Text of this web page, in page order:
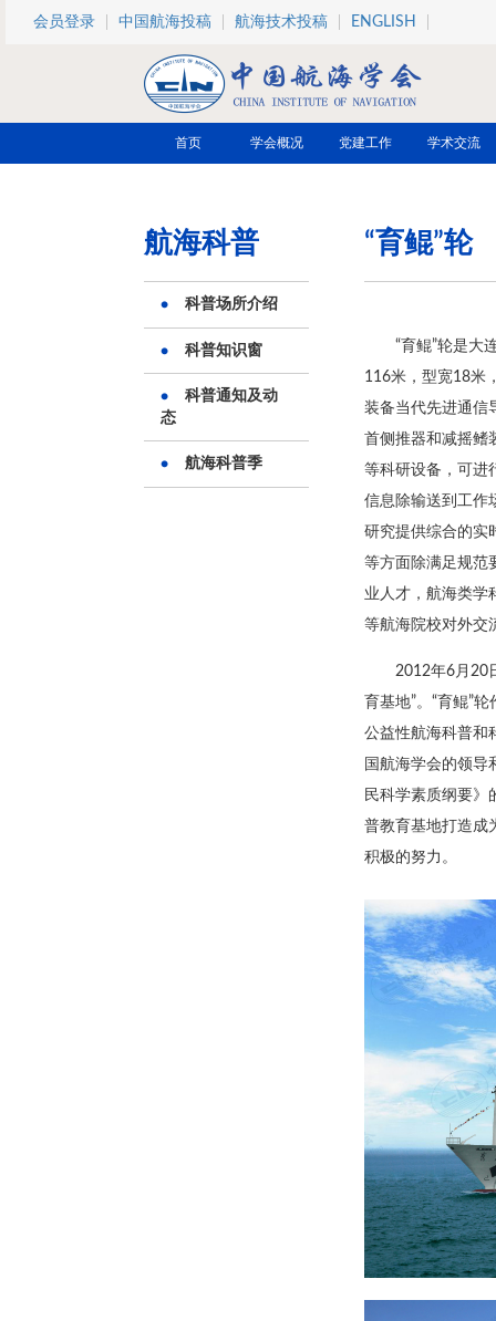
跳转到主要内容
会员登录 中国航海投稿 航海技术投稿 ENGLISH
首页 学会概况 党建工作 学术交流
航海科普
科普场所介绍
科普知识窗
科普通知及动
态
航海科普季
“育鲲”轮
“育鲲”轮是大
116米，型宽18米
装备当代先进通信
首侧推器和减摇鳍
等科研设备，可进
信息除输送到工作
研究提供综合的实
等方面除满足规范
业人才，航海类学
等航海院校对外交
2012年6月20
育基地”。“育鲲”
公益性航海科普和
国航海学会的领导
民科学素质纲要》
普教育基地打造成
积极的努力。